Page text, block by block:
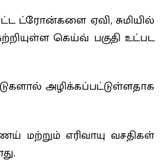
ட்ரோன்களை ஏவி, சுமியில்
கெய்வ் பகுதி உட்பட
அழிக்கப்பட்டுள்ளதாக
எரிவாயு வசதிகள்